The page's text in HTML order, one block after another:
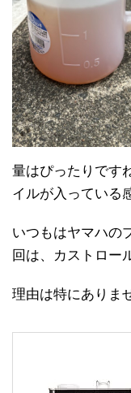
量はぴったりです
イルが入っている
いつもはヤマハの
回は、カストロー
理由は特にありま